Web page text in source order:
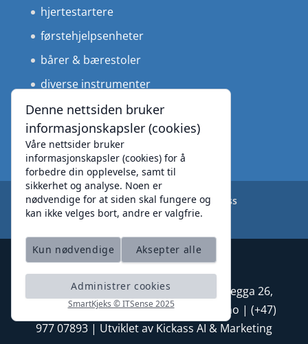
hjertestartere
førstehjelpsenheter
bårer & bærestoler
diverse instrumenter
medisinteknisk utstyr
Produkter Leverandører
Om oss
Personvernerklæring
Caretec AS| Org.nr 996 234 576 | Moegga 26,
Setermoen, 9360 Bardu |jp@caretec.no | (+47)
977 07893 | Utviklet av Kickass AI & Marketing
Denne nettsiden bruker
informasjonskapsler (cookies)
Våre nettsider bruker
informasjonskapsler (cookies) for å
forbedre din opplevelse, samt til
sikkerhet og analyse. Noen er
nødvendige for at siden skal fungere og
kan ikke velges bort, andre er valgfrie.
Kun nødvendige Aksepter alle
Administrer cookies
SmartKjeks © ITSense 2025